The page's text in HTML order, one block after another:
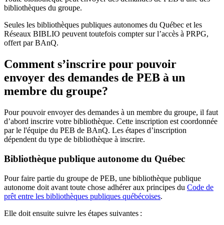
bibliothèques du groupe.
Seules les bibliothèques publiques autonomes du Québec et les
Réseaux BIBLIO peuvent toutefois compter sur l’accès à PRPG,
offert par BAnQ.
Comment s’inscrire pour pouvoir
envoyer des demandes de PEB à un
membre du groupe?
Pour pouvoir envoyer des demandes à un membre du groupe, il faut
d’abord inscrire votre bibliothèque. Cette inscription est coordonnée
par le l'équipe du PEB de BAnQ. Les étapes d’inscription
dépendent du type de bibliothèque à inscrire.
Bibliothèque publique autonome du Québec
Pour faire partie du groupe de PEB, une bibliothèque publique
autonome doit avant toute chose adhérer aux principes du Code de
prêt entre les bibliothèques publiques québécoises.
Elle doit ensuite suivre les étapes suivantes :